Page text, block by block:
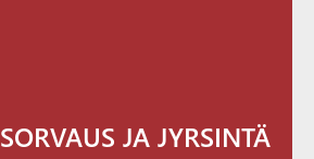
SORVAUS JA JYRSINTÄ